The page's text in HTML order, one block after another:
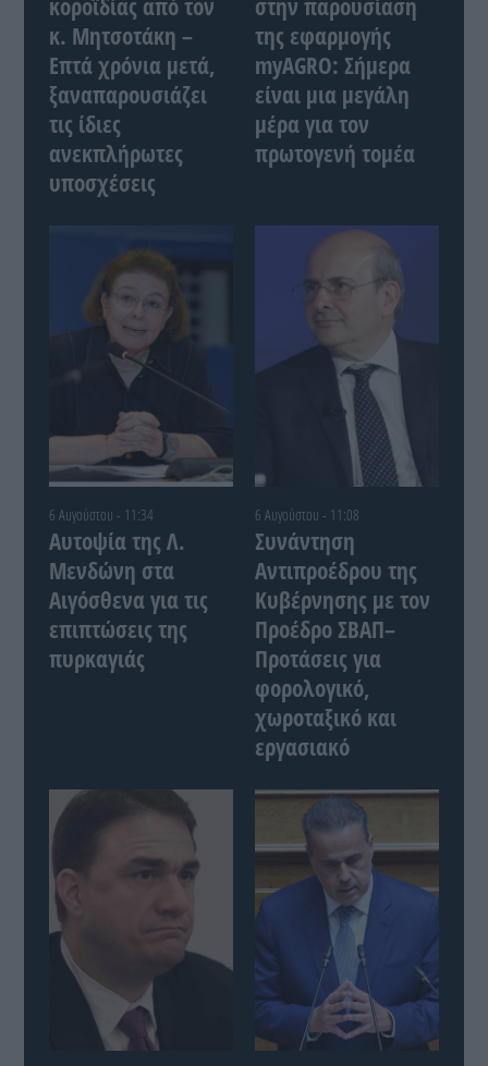
κ. Μητσοτάκη –
Επτά χρόνια μετά,
ξαναπαρουσιάζει
τις ίδιες
ανεκπλήρωτες
υποσχέσεις
της εφαρμογής
myAGRO: Σήμερα
είναι μια μεγάλη
μέρα για τον
πρωτογενή τομέα
6 Αυγούστου - 11:34
Αυτοψία της Λ.
Μενδώνη στα
Αιγόσθενα για τις
επιπτώσεις της
πυρκαγιάς
6 Αυγούστου - 11:08
Συνάντηση
Αντιπροέδρου της
Κυβέρνησης με τον
Προέδρο ΣΒΑΠ–
Προτάσεις για
φορολογικό,
χωροταξικό και
εργασιακό